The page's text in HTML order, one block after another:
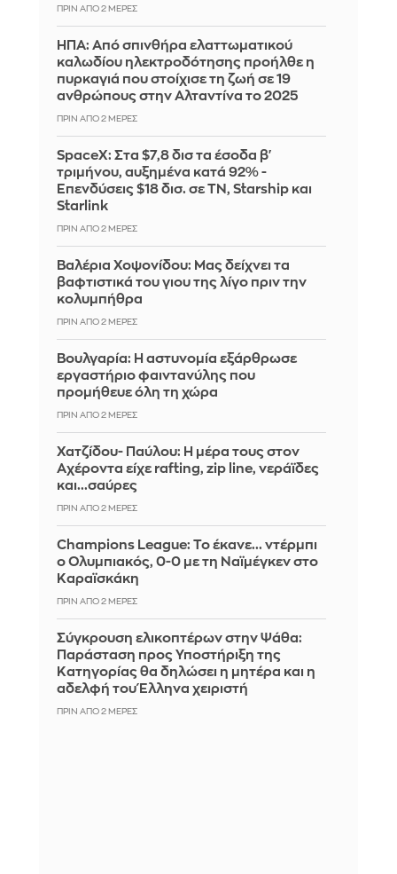
ΠΡΙΝ ΑΠΌ 2 ΜΈΡΕΣ
ΗΠΑ: Από σπινθήρα ελαττωματικού
καλωδίου ηλεκτροδότησης προήλθε η
πυρκαγιά που στοίχισε τη ζωή σε 19
ανθρώπους στην Αλταντίνα το 2025
ΠΡΙΝ ΑΠΌ 2 ΜΈΡΕΣ
SpaceX: Στα $7,8 δισ τα έσοδα β'
τριμήνου, αυξημένα κατά 92% -
Επενδύσεις $18 δισ. σε ΤΝ, Starship και
Starlink
ΠΡΙΝ ΑΠΌ 2 ΜΈΡΕΣ
Βαλέρια Χοψονίδου: Μας δείχνει τα
βαφτιστικά του γιου της λίγο πριν την
κολυμπήθρα
ΠΡΙΝ ΑΠΌ 2 ΜΈΡΕΣ
Βουλγαρία: Η αστυνομία εξάρθρωσε
εργαστήριο φαιντανύλης που
προμήθευε όλη τη χώρα
ΠΡΙΝ ΑΠΌ 2 ΜΈΡΕΣ
Χατζίδου- Παύλου: Η μέρα τους στον
Αχέροντα είχε rafting, zip line, νεράϊδες
και...σαύρες
ΠΡΙΝ ΑΠΌ 2 ΜΈΡΕΣ
Champions League: Το έκανε... ντέρμπι
ο Ολυμπιακός, 0-0 με τη Ναϊμέγκεν στο
Καραϊσκάκη
ΠΡΙΝ ΑΠΌ 2 ΜΈΡΕΣ
Σύγκρουση ελικοπτέρων στην Ψάθα:
Παράσταση προς Υποστήριξη της
Κατηγορίας θα δηλώσει η μητέρα και η
αδελφή του Έλληνα χειριστή
ΠΡΙΝ ΑΠΌ 2 ΜΈΡΕΣ